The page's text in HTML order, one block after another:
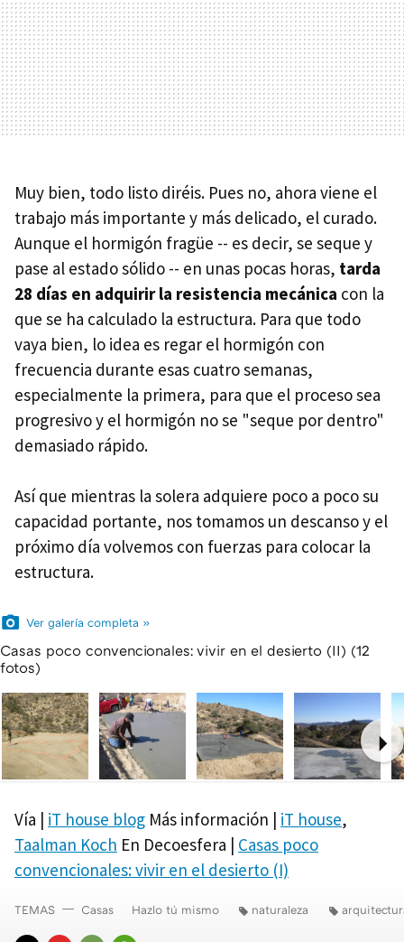
Muy bien, todo listo diréis. Pues no, ahora viene el
trabajo más importante y más delicado, el curado.
Aunque el hormigón fragüe -- es decir, se seque y
pase al estado sólido -- en unas pocas horas, tarda
28 días en adquirir la resistencia mecánica con la
que se ha calculado la estructura. Para que todo
vaya bien, lo idea es regar el hormigón con
frecuencia durante esas cuatro semanas,
especialmente la primera, para que el proceso sea
progresivo y el hormigón no se "seque por dentro"
demasiado rápido.
Así que mientras la solera adquiere poco a poco su
capacidad portante, nos tomamos un descanso y el
próximo día volvemos con fuerzas para colocar la
estructura.
Ver galería completa »
Casas poco convencionales: vivir en el desierto (II) (12
fotos)
Vía | iT house blog Más información | iT house,
Taalman Koch En Decoesfera | Casas poco
convencionales: vivir en el desierto (I)
TEMAS Casas Hazlo tú mismo naturaleza